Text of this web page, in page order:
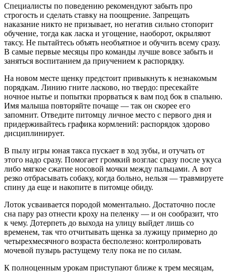
Специалисты по поведению рекомендуют забыть про
строгость и сделать ставку на поощрение. Запрещать
наказание никто не призывает, но негатив сильно стопорит
обучение, тогда как ласка и угощение, наоборот, окрыляют
таксу. Не пытайтесь объять необъятное и обучить всему сразу.
В самые первые месяцы про команды лучше вовсе забыть и
заняться воспитанием да приучением к распорядку.
На новом месте щенку предстоит привыкнуть к незнакомым
порядкам. Линию гните ласково, но твердо: пресекайте
ночное нытье и попытки прорваться к вам под бок в спальню.
Имя малыша повторяйте почаще — так он скорее его
запомнит. Отведите питомцу личное место с первого дня и
придерживайтесь графика кормлений: распорядок здорово
дисциплинирует.
В пылу игры юная такса пускает в ход зубы, и отучать от
этого надо сразу. Помогает громкий возглас сразу после укуса
либо мягкое сжатие носовой мочки между пальцами. А вот
резко отбрасывать собаку, когда больно, нельзя — травмируете
спину да еще и накопите в питомце обиду.
Лоток усваивается породой моментально. Достаточно после
сна пару раз отнести кроху на пеленку — и он сообразит, что
к чему. Дотерпеть до выхода на улицу выйдет лишь со
временем, так что отчитывать щенка за лужицу примерно до
четырехмесячного возраста бесполезно: контролировать
мочевой пузырь растущему телу пока не по силам.
К полноценным урокам приступают ближе к трем месяцам,